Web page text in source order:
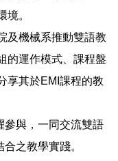
境。
及機械系推動雙語教
的運作模式、課程盤
享其於EMI課程的教
參與，一同交流雙語
之教學實踐。